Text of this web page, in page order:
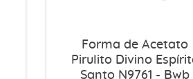
Forma de Acetato
Pirulito Divino
Santo N9761 - Bwb